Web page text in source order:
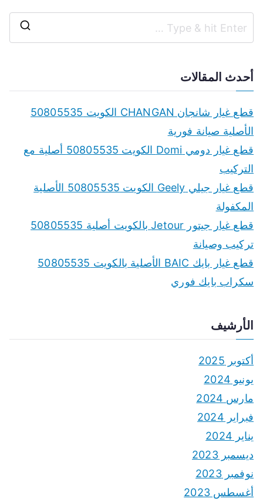
r
أحدث المقالات
قطع غيار شانجان CHANGAN الكويت 50805535
الأصلية صيانة فورية
قطع غيار دومي Domi الكويت 50805535 أصلية مع
التركيب
قطع غيار جيلي Geely الكويت 50805535 الأصلية
المكفولة
قطع غيار جيتور Jetour بالكويت أصلية 50805535
تركيب وصيانة
قطع غيار بايك BAIC الأصلية بالكويت 50805535
سكراب بايك فوري
الأرشيف
أكتوبر 2025
يونيو 2024
مارس 2024
فبراير 2024
يناير 2024
ديسمبر 2023
نوفمبر 2023
أغسطس 2023